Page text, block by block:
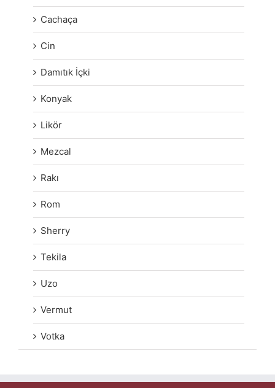
Cachaça
Cin
Damıtık İçki
Konyak
Likör
Mezcal
Rakı
Rom
Sherry
Tekila
Uzo
Vermut
Votka